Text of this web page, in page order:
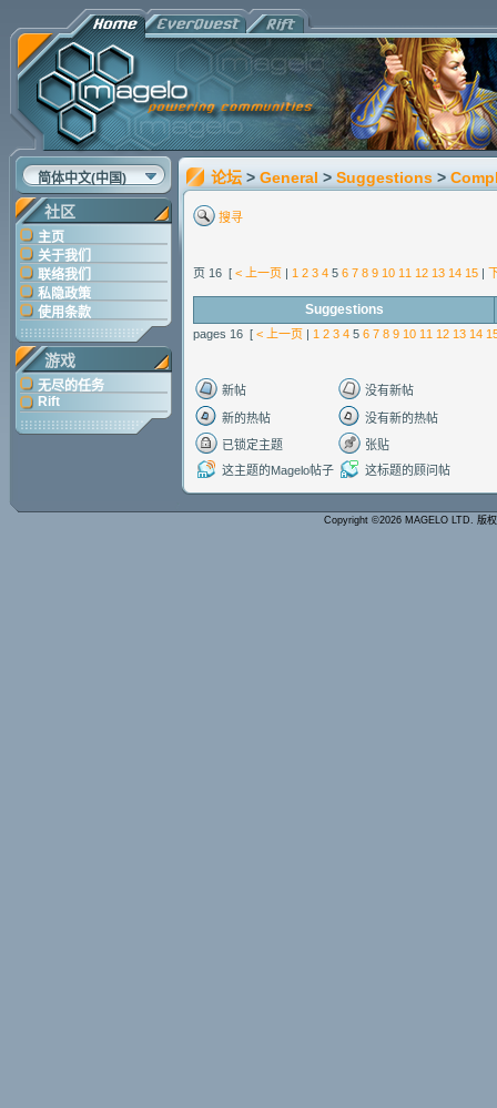
简体中文(中国)
社区
主页
关于我们
联络我们
私隐政策
使用条款
游戏
无尽的任务
Rift
论坛 > General > Suggestions >
搜寻
页 16 [ < 上一页 | 1 2 3 4 5 6 7 8 9 10 11 12 13 14 15 |
Suggestions
pages 16 [ < 上一页 | 1 2 3 4 5 6 7 8 9 10 11 12 13 14
新帖 没有新帖
新的热帖
没有新的热帖
已锁定主题
张贴
这主题的Magelo帖子
这标题的顾问帖
Copyright ©2026 MAGELO LTD. 版